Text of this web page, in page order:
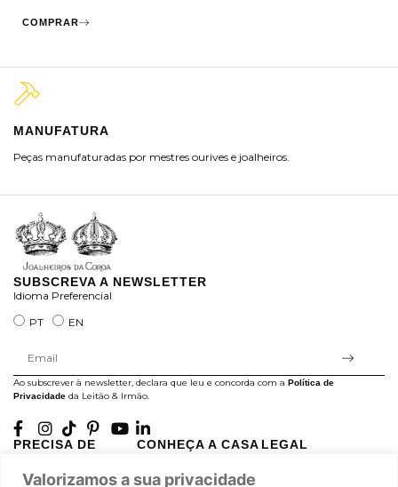
Valorizamos a sua privacidade
COMPRAR
MANUFATURA
Peças manufaturadas por mestres ourives e joalheiros.
SUBSCREVA A NEWSLETTER
Idioma Preferencial
PT
EN
Ao subscrever à newsletter, declara que leu e concorda com a Política de
Privacidade da Leitão & Irmão.
PRECISA DE
A minha conta
CONHEÇA A CASA
História
LEGAL